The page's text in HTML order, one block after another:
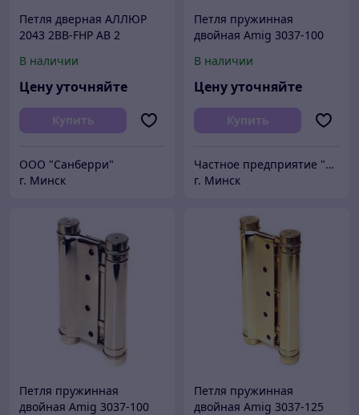
Петля дверная АЛЛЮР
2043 2BB-FHP AB 2
шт.
В наличии
Цену уточняйте
Купить
ООО "Санберри"
г. Минск
Петля пружинная
двойная Amig 3037-100
В наличии
Цену уточняйте
Купить
Частное предприятие "Сибалок"
г. Минск
Петля пружинная
двойная Amig 3037-100
Петля пружинная
двойная Amig 3037-125